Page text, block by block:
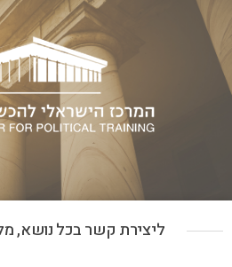
ליצירת קשר בכל נושא,